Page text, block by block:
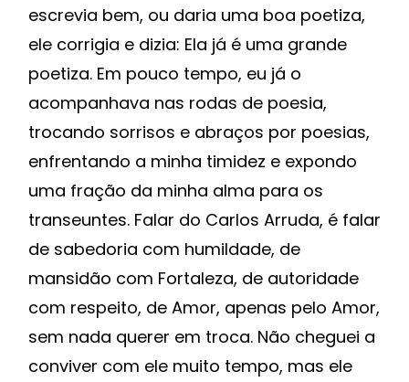
escrevia bem, ou daria uma boa poetiza,
ele corrigia e dizia: Ela já é uma grande
poetiza. Em pouco tempo, eu já o
acompanhava nas rodas de poesia,
trocando sorrisos e abraços por poesias,
enfrentando a minha timidez e expondo
uma fração da minha alma para os
transeuntes. Falar do Carlos Arruda, é falar
de sabedoria com humildade, de
mansidão com Fortaleza, de autoridade
com respeito, de Amor, apenas pelo Amor,
sem nada querer em troca. Não cheguei a
conviver com ele muito tempo, mas ele